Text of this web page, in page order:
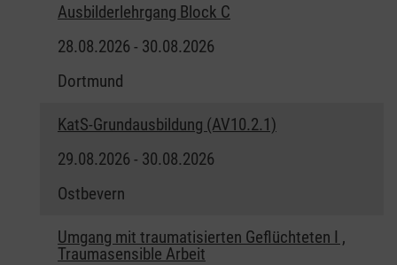
Ausbilderlehrgang Block C
28.08.2026 - 30.08.2026
Dortmund
KatS-Grundausbildung (AV10.2.1)
29.08.2026 - 30.08.2026
Ostbevern
Umgang mit traumatisierten Geflüchteten I ,
Traumasensible Arbeit